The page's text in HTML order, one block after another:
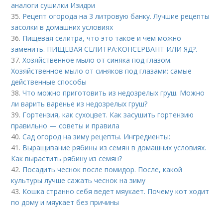
аналоги сушилки Изидри
35. Рецепт огорода на 3 литровую банку. Лучшие рецепты
засолки в домашних условиях
36. Пищевая селитра, что это такое и чем можно
заменить. ПИЩЕВАЯ СЕЛИТРА:КОНСЕРВАНТ ИЛИ ЯД?.
37.Хозяйственное мыло от синяка под глазом.
Хозяйственное мыло от синяков под глазами: самые
действенные способы
38.Что можно приготовить из недозрелых груш. Можно
ли варить варенье из недозрелых груш?
39. Гортензия, как сухоцвет. Как засушить гортензию
правильно — советы и правила
40.Сад огород на зиму рецепты. Ингредиенты:
41. Выращивание рябины из семян в домашних условиях.
Как вырастить рябину из семян?
42. Посадить чеснок после помидор. После, какой
культуры лучше сажать чеснок на зиму
43. Кошка странно себя ведет мяукает. Почему кот ходит
по дому и мяукает без причины